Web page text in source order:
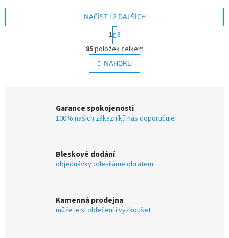
O
v
l
á
í
p
k
y
v
i
s
NAČÍST 12 DALŠÍCH
S
t
r
á
n
k
n
í
1 8
85položek celkem
NAHORU
Garance spokojenosti
100% našich zákazníků nás doporučuje
Bleskové dodání
objednávky odesíláme obratem
Kamenná prodejna
můžete si oblečení i vyzkoušet